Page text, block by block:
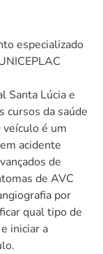
especializado
Santa Lúcia e
cursos da saúde
é um
acidente
de
de AVC
por
qual tipo de
iniciar a